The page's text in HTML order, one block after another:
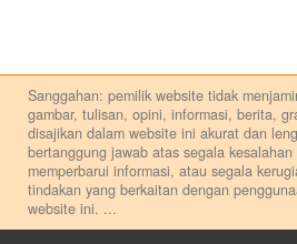
Sanggahan: pemilik website tidak
gambar, tulisan, opini, informasi, berita,
disajikan dalam website ini akurat dan
bertanggung jawab atas segala
memperbarui informasi, atau segala
tindakan yang berkaitan dengan
website ini. ...